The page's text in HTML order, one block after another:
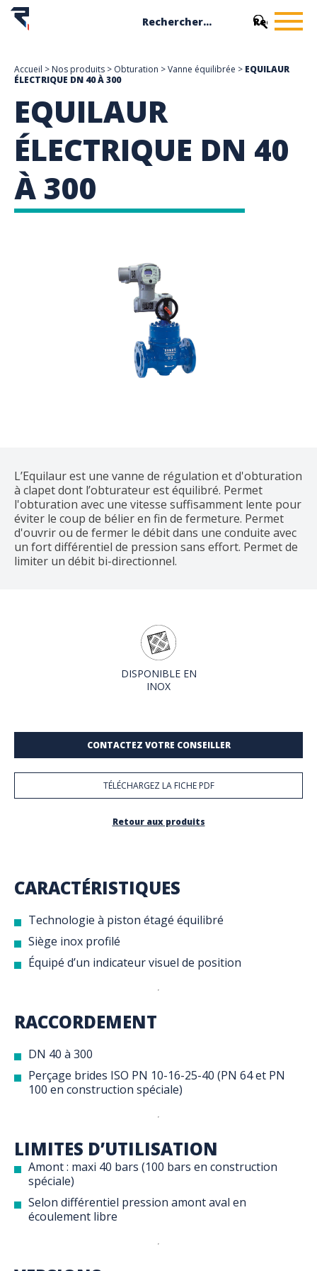
Accueil > Nos produits > Obturation >Vanne équilibrée > EQUILAUR
ÉLECTRIQUE DN 40 À 300
EQUILAUR
ÉLECTRIQUE DN 40
À 300
L’Equilaur est une vanne de régulation et d'obturation
à clapet dont l’obturateur est équilibré. Permet
l'obturation avec une vitesse suffisamment lente pour
éviter le coup de bélier en fin de fermeture. Permet
d'ouvrir ou de fermer le débit dans une conduite avec
un fort différentiel de pression sans effort. Permet de
limiter un débit bi-directionnel.
DISPONIBLE EN
INOX
CONTACTEZ VOTRE CONSEILLER
TÉLÉCHARGEZ LA FICHE PDF
Retour aux produits
CARACTÉRISTIQUES
Technologie à piston étagé équilibré
Siège inox profilé
Équipé d’un indicateur visuel de position
RACCORDEMENT
DN 40 à 300
Perçage brides ISO PN 10-16-25-40 (PN 64 et PN
100 en construction spéciale)
LIMITES D’UTILISATION
Amont : maxi 40 bars (100 bars en construction
spéciale)
Selon différentiel pression amont aval en
écoulement libre